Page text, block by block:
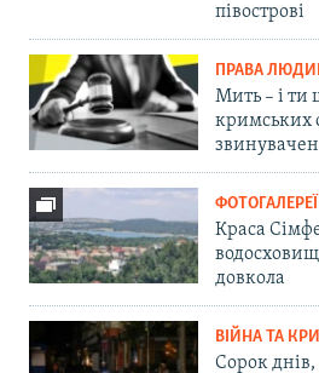
півострові
ПРАВА
Мить – і ти
кримських
ФОТОГАЛЕРЕЇ
Краса
довкола
ВІЙНА ТА
Сорок